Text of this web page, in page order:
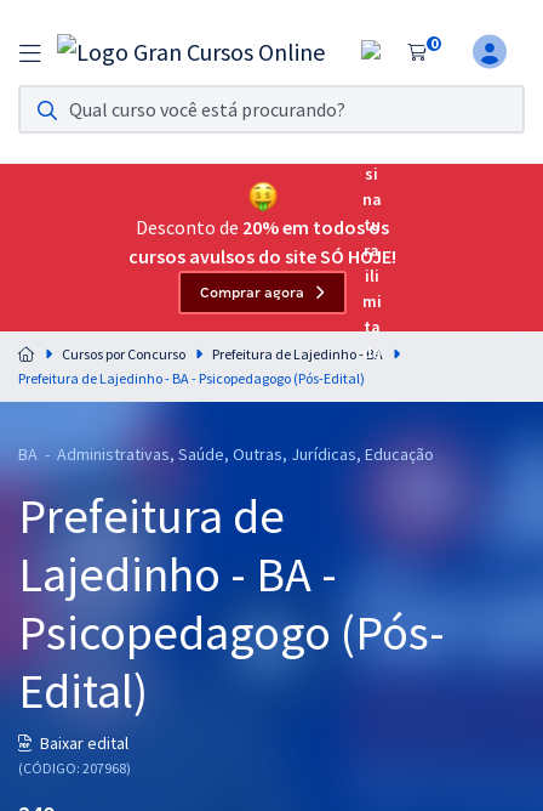
0
Assinatura Ilimitada 11
Acesso a todos os cursos. Teste grátis por 7 dias!
Assinatura OAB Até Passar
Acesso ilimitado a toda preparação para o Exame da
Residências Multiprofissionais
Preparação completa e intensiva para as principais
residências em saúde do Brasil
Cursos 20% OFF
Pós
Graduação
OAB
Desconto de 20% em todos os
cursos avulsos do site SÓ HOJE!
Comprar agora
Cursos por Concurso
Prefeitura de Lajedinho - BA
Prefeitura de Lajedinho - BA - Psicopedagogo (Pós-Edital)
BA - Administrativas, Saúde, Outras, Jurídicas, Educação
Prefeitura de
Lajedinho - BA -
Psicopedagogo (Pós-
Edital)
Baixar edital
(CÓDIGO: 207968)